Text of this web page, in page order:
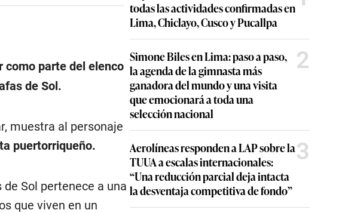
parte del elenco
de Sol.
muestra al personaje
puertorriqueño.
Sol pertenece a una
que viven en un
todas las actividades confirmadas en
Lima, Chiclayo, Cusco y Pucallpa
Simone Biles en Lima: paso a paso,
la agenda de la gimnasta más
ganadora del mundo y una visita
que emocionará a toda una
selección nacional
2
Aerolíneas responden a LAP sobre la
TUUA a escalas internacionales:
“Una reducción parcial deja intacta
la desventaja competitiva de fondo”
3